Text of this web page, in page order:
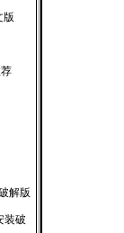
版
解版
装破